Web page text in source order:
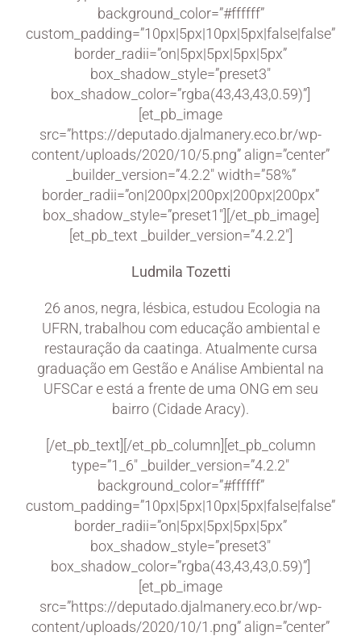
background_color=”#ffffff”
custom_padding=”10px|5px|10px|5px|false|false”
border_radii=”on|5px|5px|5px|5px”
box_shadow_style=”preset3″
box_shadow_color=”rgba(43,43,43,0.59)”]
[et_pb_image
src=”https://deputado.djalmanery.eco.br/wp-
content/uploads/2020/10/5.png” align=”center”
_builder_version=”4.2.2″ width=”58%”
border_radii=”on|200px|200px|200px|200px”
box_shadow_style=”preset1″][/et_pb_image]
[et_pb_text _builder_version=”4.2.2″]
Ludmila Tozetti
26 anos, negra, lésbica, estudou Ecologia na
UFRN, trabalhou com educação ambiental e
restauração da caatinga. Atualmente cursa
graduação em Gestão e Análise Ambiental na
UFSCar e está a frente de uma ONG em seu
bairro (Cidade Aracy).
[/et_pb_text][/et_pb_column][et_pb_column
type=”1_6″ _builder_version=”4.2.2″
background_color=”#ffffff”
custom_padding=”10px|5px|10px|5px|false|false”
border_radii=”on|5px|5px|5px|5px”
box_shadow_style=”preset3″
box_shadow_color=”rgba(43,43,43,0.59)”]
[et_pb_image
src=”https://deputado.djalmanery.eco.br/wp-
content/uploads/2020/10/1.png” align=”center”